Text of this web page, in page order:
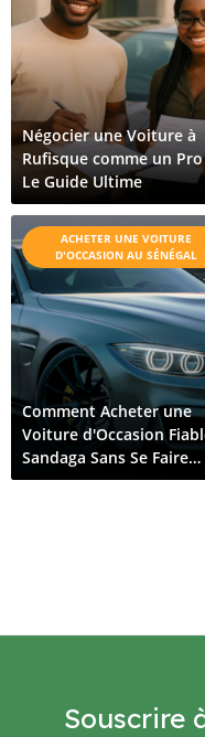
Négocier une Voiture à
Rufisque comme un
Le Guide Ultime
ACHETER UNE VOITURE
D'OCCASION AU SÉNÉGAL
Comment Acheter une
Voiture d'Occasion
Sandaga Sans Se Faire
Arnaquer
Souscrire